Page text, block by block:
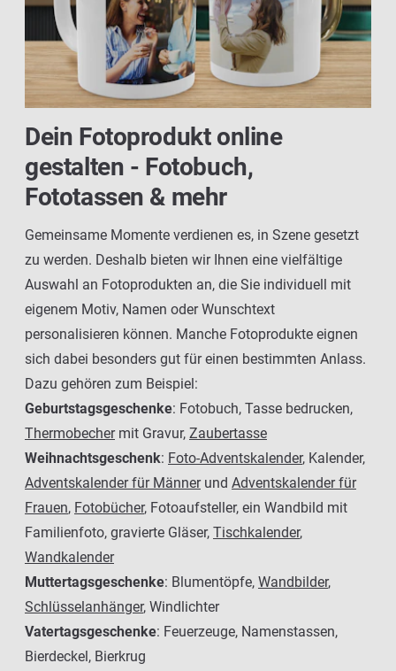
Dein Fotoprodukt online
gestalten - Fotobuch,
Fototassen & mehr
Gemeinsame Momente verdienen es, in Szene gesetzt
zu werden. Deshalb bieten wir Ihnen eine vielfältige
Auswahl an Fotoprodukten an, die Sie individuell mit
eigenem Motiv, Namen oder Wunschtext
personalisieren können. Manche Fotoprodukte eignen
sich dabei besonders gut für einen bestimmten Anlass.
Dazu gehören zum Beispiel:
Geburtstagsgeschenke: Fotobuch, Tasse bedrucken,
Thermobechermit Gravur, Zaubertasse
Weihnachtsgeschenk: Foto-Adventskalender, Kalender,
Adventskalender für Männerund Adventskalender für
Frauen, Fotobücher, Fotoaufsteller, ein Wandbild mit
Familienfoto, gravierte Gläser, Tischkalender,
Wandkalender
Muttertagsgeschenke: Blumentöpfe, Wandbilder,
Schlüsselanhänger, Windlichter
Vatertagsgeschenke: Feuerzeuge, Namenstassen,
Bierdeckel, Bierkrug